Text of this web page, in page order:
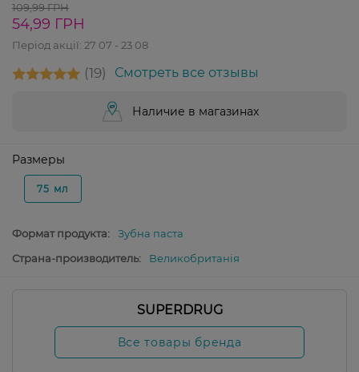
109,99 ГРН
54,99 ГРН
Період акції: 27 07 - 23 08
19 Смотреть все отзывы
Наличие в магазинах
Размеры
75 мл
Формат продукта:
Зубна паста
Страна-производитель:
Великобританія
SUPERDRUG
Все товары бренда